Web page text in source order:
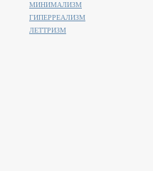
МИНИМАЛИЗМ
ГИПЕРРЕАЛИЗМ
ЛЕТТРИЗМ